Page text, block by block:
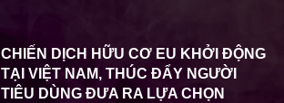
CHIẾN DỊCH HỮU CƠ EU KHỞI ĐỘNG
TẠI VIỆT NAM, THÚC ĐẨY NGƯỜI
TIÊU DÙNG ĐƯA RA LỰA CHỌN